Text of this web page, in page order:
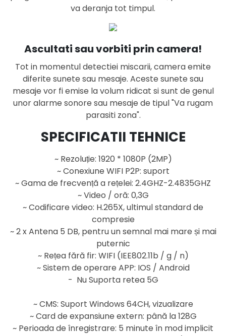
va deranja tot timpul.
Ascultati sau vorbiti prin camera!
Tot in momentul detectiei miscarii, camera emite
diferite sunete sau mesaje. Aceste sunete sau
mesaje vor fi emise la volum ridicat si sunt de genul
unor alarme sonore sau mesaje de tipul "Va rugam
parasiti zona".
SPECIFICATII TEHNICE
~ Rezoluție: 1920 * 1080P (2MP)
~ Conexiune WIFI P2P: suport
~ Gama de frecvență a rețelei: 2.4GHZ-2.4835GHZ
~ Video / oră: 0,3G
~ Codificare video: H.265X, ultimul standard de
compresie
~ 2 x Antena 5 DB, pentru un semnal mai mare și mai
puternic
~ Rețea fără fir: WIFI (IEE802.11b / g / n)
~ Sistem de operare APP: IOS / Android
- Nu Suporta retea 5G
~ CMS: Suport Windows 64CH, vizualizare
~ Card de expansiune extern: până la 128G
~ Perioada de înregistrare: 5 minute în mod implicit